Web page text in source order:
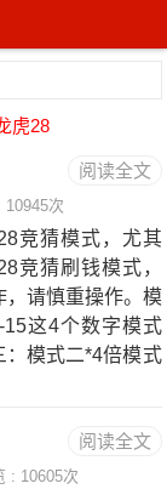
虎28
阅读全文
10945次
竞猜模式，尤其
竞猜刷钱模式，
请慎重操作。模
这4个数字模式
：模式二*4倍模式
测试下。具体盈
元的投入。想赚
阅读全文
: 10605次